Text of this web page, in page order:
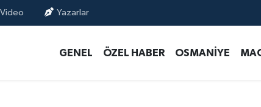
Video Yazarlar
GENEL ÖZEL HABER OSMANİYE